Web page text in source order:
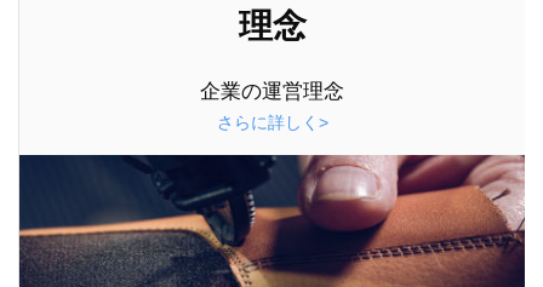
理念
企業の運営理念
さらに詳しく>